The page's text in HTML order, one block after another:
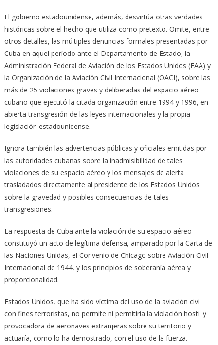
El gobierno estadounidense, además, desvirtúa otras verdades
históricas sobre el hecho que utiliza como pretexto. Omite, entre
otros detalles, las múltiples denuncias formales presentadas por
Cuba en aquel período ante el Departamento de Estado, la
Administración Federal de Aviación de los Estados Unidos (FAA) y
la Organización de la Aviación Civil Internacional (OACI), sobre las
más de 25 violaciones graves y deliberadas del espacio aéreo
cubano que ejecutó la citada organización entre 1994 y 1996, en
abierta transgresión de las leyes internacionales y la propia
legislación estadounidense.
Ignora también las advertencias públicas y oficiales emitidas por
las autoridades cubanas sobre la inadmisibilidad de tales
violaciones de su espacio aéreo y los mensajes de alerta
trasladados directamente al presidente de los Estados Unidos
sobre la gravedad y posibles consecuencias de tales
transgresiones.
La respuesta de Cuba ante la violación de su espacio aéreo
constituyó un acto de legítima defensa, amparado por la Carta de
las Naciones Unidas, el Convenio de Chicago sobre Aviación Civil
Internacional de 1944, y los principios de soberanía aérea y
proporcionalidad.
Estados Unidos, que ha sido víctima del uso de la aviación civil
con fines terroristas, no permite ni permitiría la violación hostil y
provocadora de aeronaves extranjeras sobre su territorio y
actuaría, como lo ha demostrado, con el uso de la fuerza.